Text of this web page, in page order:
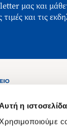
Αυτή η
μας και
τιμές και τις